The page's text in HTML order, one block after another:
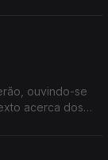
ouvindo-se
acerca dos